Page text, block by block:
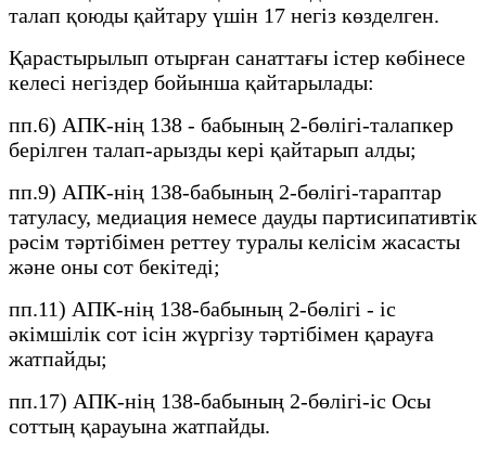
талап қоюды қайтару үшін 17 негіз көзделген.
Қарастырылып отырған санаттағы істер көбінесе
келесі негіздер бойынша қайтарылады:
пп.6) АПК-нің 138 - бабының 2-бөлігі-талапкер
берілген талап-арызды кері қайтарып алды;
пп.9) АПК-нің 138-бабының 2-бөлігі-тараптар
татуласу, медиация немесе дауды партисипативтік
рәсім тәртібімен реттеу туралы келісім жасасты
және оны сот бекітеді;
пп.11) АПК-нің 138-бабының 2-бөлігі - іс
әкімшілік сот ісін жүргізу тәртібімен қарауға
жатпайды;
пп.17) АПК-нің 138-бабының 2-бөлігі-іс Осы
соттың қарауына жатпайды.